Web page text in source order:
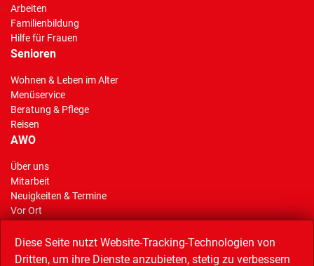
Arbeiten
Familienbildung
Hilfe für Frauen
Senioren
Wohnen & Leben im Alter
Menüservice
Beratung & Pflege
Reisen
AWO
Über uns
Mitarbeit
Neuigkeiten & Termine(Standort)
Vor Ort
Reisen
Diese Seite nutzt Website-Tracking-Technologien von
Dritten, um ihre Dienste anzubieten, stetig zu verbessern